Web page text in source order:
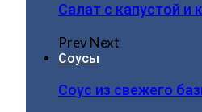
Салат с капустой
PrevNext
Соусы
Соус из свежего